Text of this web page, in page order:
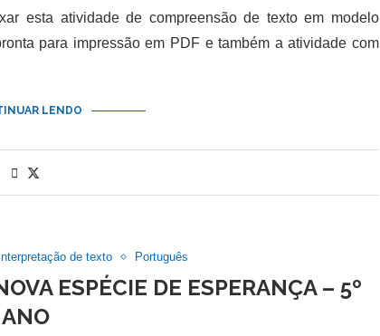
atividade de compreensão de texto em modelo
para impressão em PDF e também a atividade com
LENDO
de texto Português
ESPÉCIE DE ESPERANÇA – 5º
ANO